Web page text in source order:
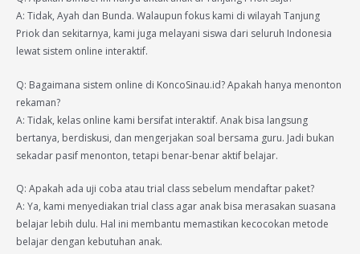
A: Tidak, Ayah dan Bunda. Walaupun fokus kami di wilayah Tanjung
Priok dan sekitarnya, kami juga melayani siswa dari seluruh Indonesia
lewat sistem online interaktif.
Q: Bagaimana sistem online di KoncoSinau.id? Apakah hanya menonton
rekaman?
A: Tidak, kelas online kami bersifat interaktif. Anak bisa langsung
bertanya, berdiskusi, dan mengerjakan soal bersama guru. Jadi bukan
sekadar pasif menonton, tetapi benar-benar aktif belajar.
Q: Apakah ada uji coba atau trial class sebelum mendaftar paket?
A: Ya, kami menyediakan trial class agar anak bisa merasakan suasana
belajar lebih dulu. Hal ini membantu memastikan kecocokan metode
belajar dengan kebutuhan anak.